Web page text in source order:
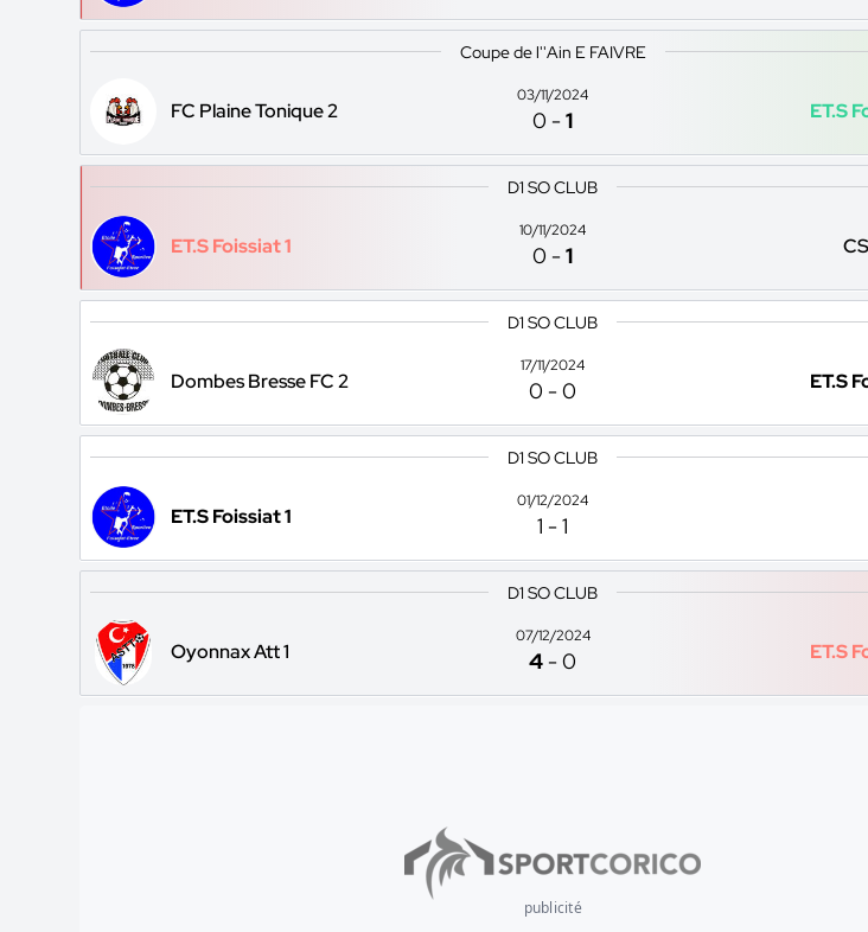
Coupe de l''Ain E FAIVRE
FC Plaine Tonique 2
03/11/2024
0 -1 ET.S
D1 SO CLUB
ET.S Foissiat 1
10/11/2024
0 -1
D1 SO CLUB
Dombes Bresse FC 2
17/11/2024
0 -0 ET.S
D1 SO CLUB
ET.S Foissiat 1
01/12/2024
1 -1
D1 SO CLUB
Oyonnax Att 1
07/12/2024
4 -0 ET.S
publicité